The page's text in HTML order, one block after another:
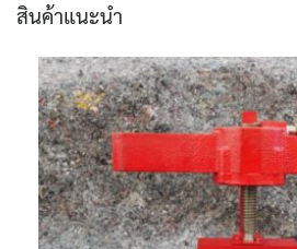
สินค้าแนะนำ